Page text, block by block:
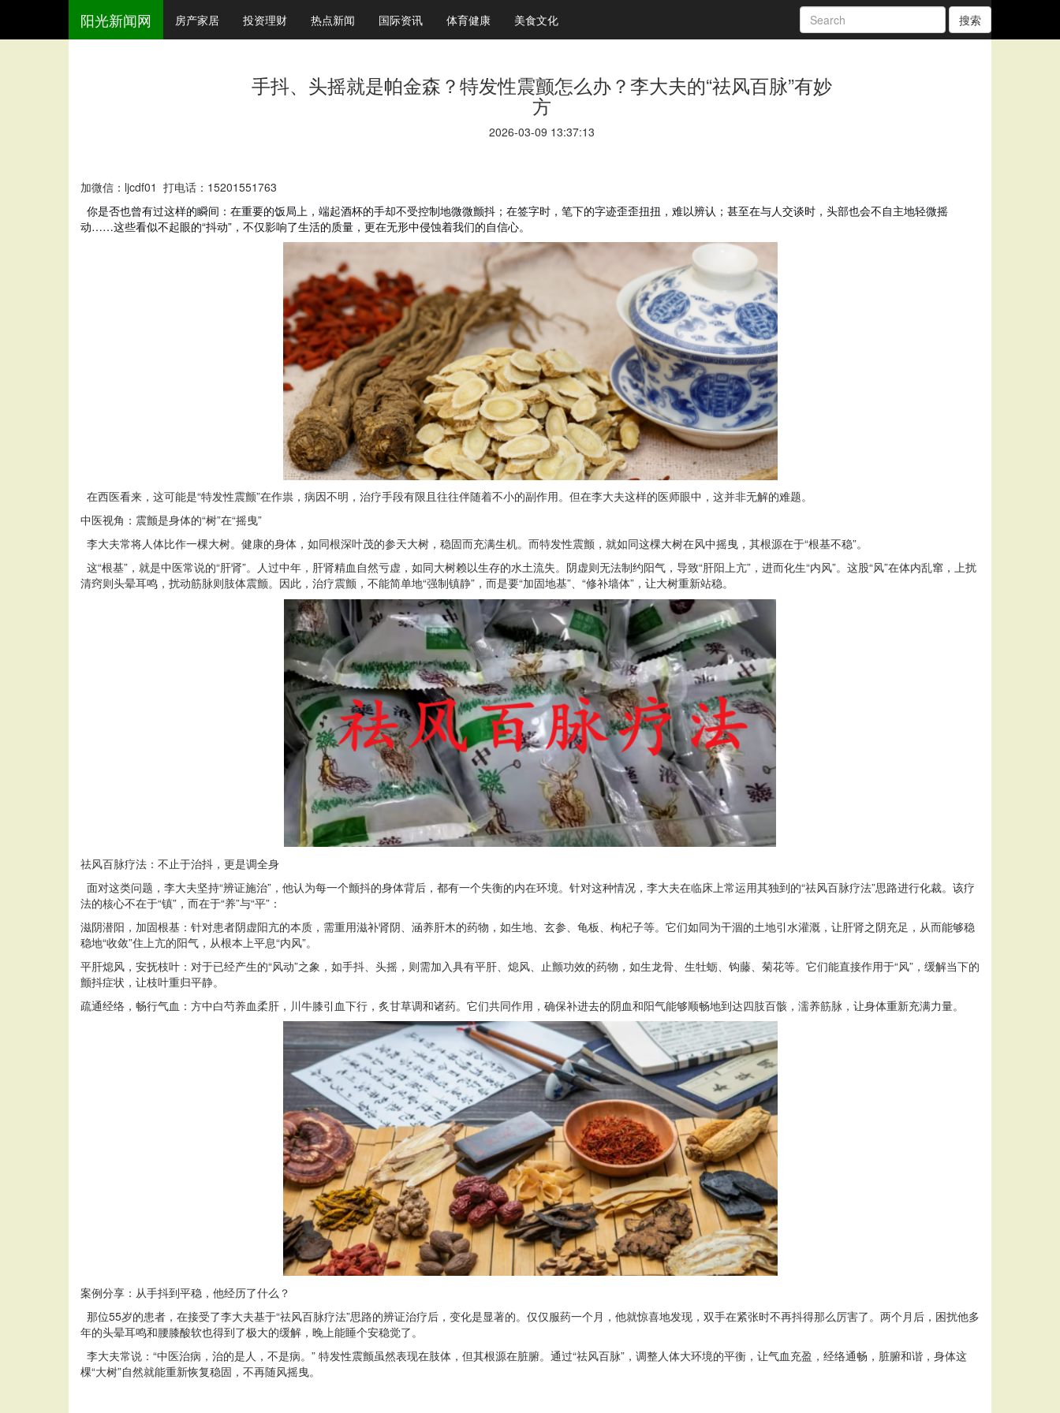
阳光新闻网 房产家居 投资理财 热点新闻 国际资讯 体育健康 美食文化 搜索
手抖、头摇就是帕金森？特发性震颤怎么办？李大夫的“祛风百脉”有妙
方
2026-03-09 13:37:13
加微信：ljcdf01 打电话：15201551763
你是否也曾有过这样的瞬间：在重要的饭局上，端起酒杯的手却不受控制地微微颤抖；在签字时，笔下的字迹歪歪扭扭，难以辨认；甚至在与人交谈时，头部也会不自主地轻微摇
动……这些看似不起眼的“抖动”，不仅影响了生活的质量，更在无形中侵蚀着我们的自信心。
在西医看来，这可能是“特发性震颤”在作祟，病因不明，治疗手段有限且往往伴随着不小的副作用。但在李大夫这样的医师眼中，这并非无解的难题。
中医视角：震颤是身体的“树”在“摇曳”
李大夫常将人体比作一棵大树。健康的身体，如同根深叶茂的参天大树，稳固而充满生机。而特发性震颤，就如同这棵大树在风中摇曳，其根源在于“根基不稳”。
这“根基”，就是中医常说的“肝肾”。人过中年，肝肾精血自然亏虚，如同大树赖以生存的水土流失。阴虚则无法制约阳气，导致“肝阳上亢”，进而化生“内风”。这股“风”在体内乱窜，上扰
清窍则头晕耳鸣，扰动筋脉则肢体震颤。因此，治疗震颤，不能简单地“强制镇静”，而是要“加固地基”、“修补墙体”，让大树重新站稳。
祛风百脉疗法：不止于治抖，更是调全身
面对这类问题，李大夫坚持“辨证施治”，他认为每一个颤抖的身体背后，都有一个失衡的内在环境。针对这种情况，李大夫在临床上常运用其独到的“祛风百脉疗法”思路进行化裁。该疗
法的核心不在于“镇”，而在于“养”与“平”：
滋阴潜阳，加固根基：针对患者阴虚阳亢的本质，需重用滋补肾阴、涵养肝木的药物，如生地、玄参、龟板、枸杞子等。它们如同为干涸的土地引水灌溉，让肝肾之阴充足，从而能够稳
稳地“收敛”住上亢的阳气，从根本上平息“内风”。
平肝熄风，安抚枝叶：对于已经产生的“风动”之象，如手抖、头摇，则需加入具有平肝、熄风、止颤功效的药物，如生龙骨、生牡蛎、钩藤、菊花等。它们能直接作用于“风”，缓解当下的
颤抖症状，让枝叶重归平静。
疏通经络，畅行气血：方中白芍养血柔肝，川牛膝引血下行，炙甘草调和诸药。它们共同作用，确保补进去的阴血和阳气能够顺畅地到达四肢百骸，濡养筋脉，让身体重新充满力量。
案例分享：从手抖到平稳，他经历了什么？
那位55岁的患者，在接受了李大夫基于“祛风百脉疗法”思路的辨证治疗后，变化是显著的。仅仅服药一个月，他就惊喜地发现，双手在紧张时不再抖得那么厉害了。两个月后，困扰他多
年的头晕耳鸣和腰膝酸软也得到了极大的缓解，晚上能睡个安稳觉了。
李大夫常说：“中医治病，治的是人，不是病。” 特发性震颤虽然表现在肢体，但其根源在脏腑。通过“祛风百脉”，调整人体大环境的平衡，让气血充盈，经络通畅，脏腑和谐，身体这
棵“大树”自然就能重新恢复稳固，不再随风摇曳。